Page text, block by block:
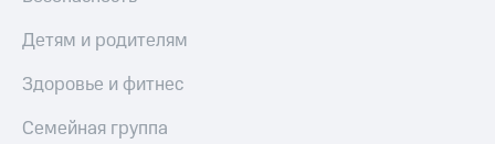
и
дом
Детям и родителям
Здоровье и фитнес
Семейная группа